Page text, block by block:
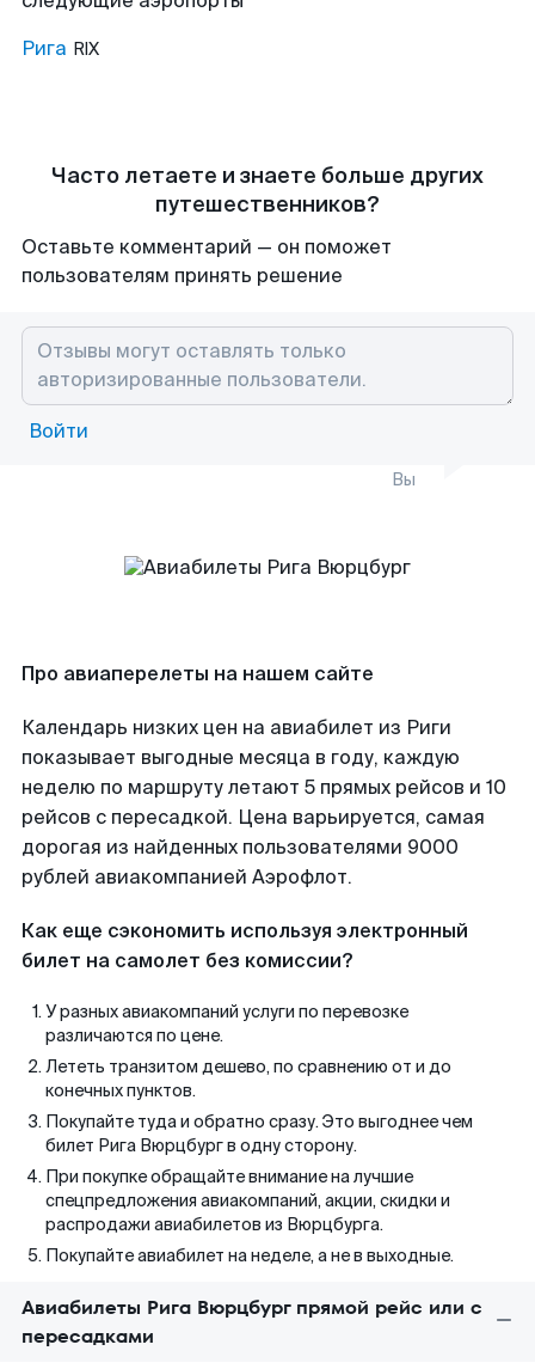
Рига RIX
Часто летаете и знаете больше других
путешественников?
Оставьте комментарий — он поможет
пользователям принять решение
Войти
Вы
Про авиаперелеты на нашем сайте
Календарь низких цен на авиабилет из Риги
показывает выгодные месяца в году, каждую
неделю по маршруту летают 5 прямых рейсов и 10
рейсов с пересадкой. Цена варьируется, самая
дорогая из найденных пользователями 9000
рублей авиакомпанией Аэрофлот.
Как еще сэкономить используя электронный
билет на самолет без комиссии?
У разных авиакомпаний услуги по перевозке
различаются по цене.
Лететь транзитом дешево, по сравнению от и до
конечных пунктов.
Покупайте туда и обратно сразу. Это выгоднее чем
билет Рига Вюрцбург в одну сторону.
При покупке обращайте внимание на лучшие
спецпредложения авиакомпаний, акции, скидки и
распродажи авиабилетов из Вюрцбурга.
Покупайте авиабилет на неделе, а не в выходные.
Авиабилеты Рига Вюрцбург прямой рейс или с
пересадками